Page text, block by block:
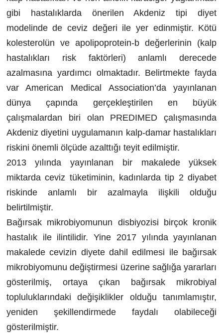
gibi hastalıklarda önerilen Akdeniz tipi diyet
modelinde de ceviz değeri ile yer edinmiştir. Kötü
kolesterolün ve apolipoprotein-b değerlerinin (kalp
hastalıkları risk faktörleri) anlamlı derecede
azalmasına yardımcı olmaktadır. Belirtmekte fayda
var American Medical Association’da yayınlanan
dünya çapında gerçekleştirilen en büyük
çalışmalardan biri olan PREDIMED çalışmasında
Akdeniz diyetini uygulamanın kalp-damar hastalıkları
riskini önemli ölçüde azalttığı teyit edilmiştir.
2013 yılında yayınlanan bir makalede yüksek
miktarda ceviz tüketiminin, kadınlarda tip 2 diyabet
riskinde anlamlı bir azalmayla ilişkili olduğu
belirtilmiştir.
Bağırsak mikrobiyomunun disbiyozisi birçok kronik
hastalık ile ilintilidir. Yine 2017 yılında yayınlanan
makalede cevizin diyete dahil edilmesi ile bağırsak
mikrobiyomunu değiştirmesi üzerine sağlığa yararları
gösterilmiş, ortaya çıkan bağırsak mikrobiyal
topluluklarındaki değişiklikler olduğu tanımlamıştır,
yeniden şekillendirmede faydalı olabileceği
gösterilmiştir.